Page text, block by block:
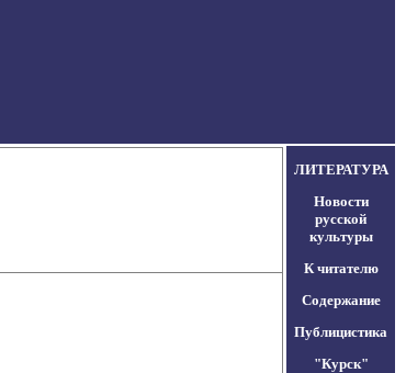
ЛИТЕРАТУРА
Новости
русской
культуры
К читателю
Содержание
Публицистика
"Курск"